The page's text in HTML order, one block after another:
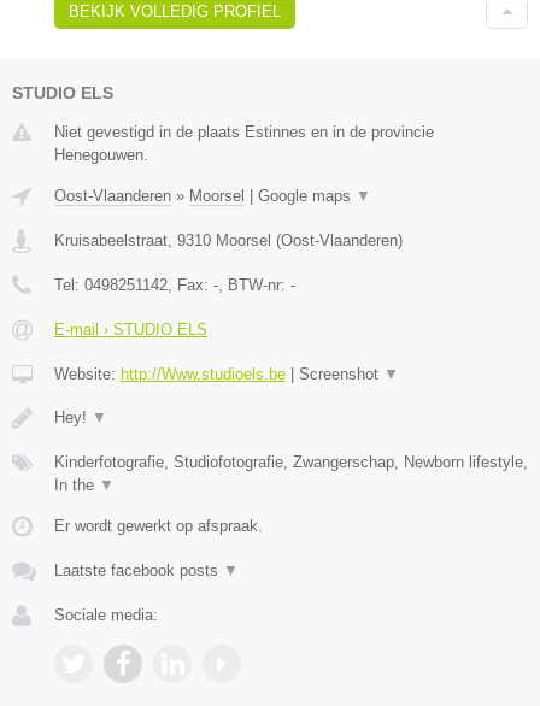
BEKIJK VOLLEDIG PROFIEL
STUDIO ELS
Niet gevestigd in de plaats Estinnes en in de provincie
Henegouwen.
Oost-Vlaanderen » Moorsel Google maps ▼
Kruisabeelstraat, 9310 Moorsel (Oost-Vlaanderen)
Tel: 0498251142, Fax: -, BTW-nr: -
E-mail › STUDIO ELS
Website: http://Www.studioels.be Screenshot ▼
Hey! ▼
Kinderfotografie, Studiofotografie, Zwangerschap, Newborn lifestyle,
In the ▼
Er wordt gewerkt op afspraak.
Laatste facebook posts ▼
Sociale media: